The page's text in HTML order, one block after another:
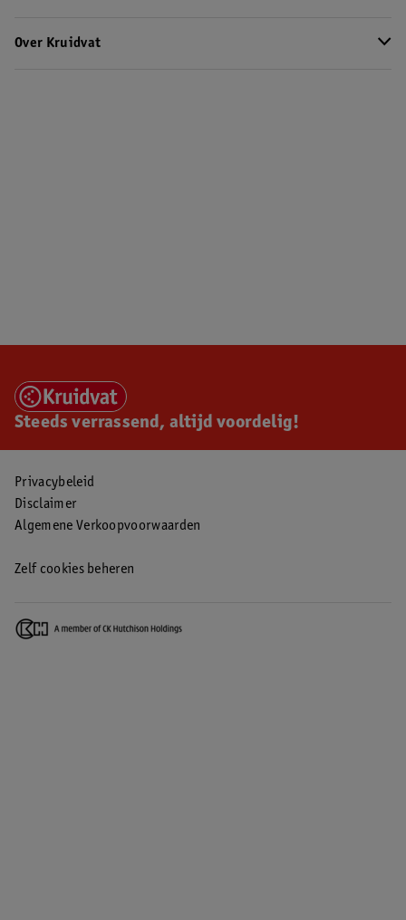
Over Kruidvat
Steeds verrassend, altijd voordelig!
Privacybeleid
Disclaimer
Algemene Verkoopvoorwaarden
Zelf cookies beheren